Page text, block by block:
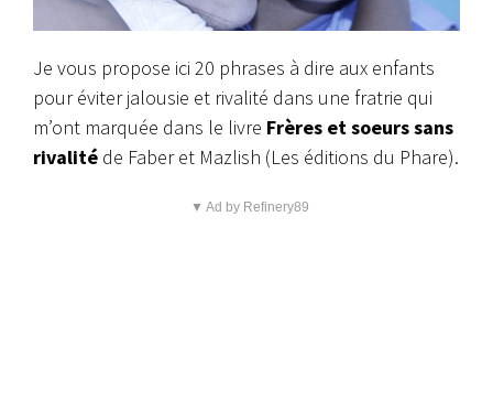
Je vous propose ici 20 phrases à dire aux enfants
pour éviter jalousie et rivalité dans une fratrie qui
m’ont marquée dans le livre Frères et soeurs sans
rivalité de Faber et Mazlish (Les éditions du Phare).
▼ Ad by Refinery89